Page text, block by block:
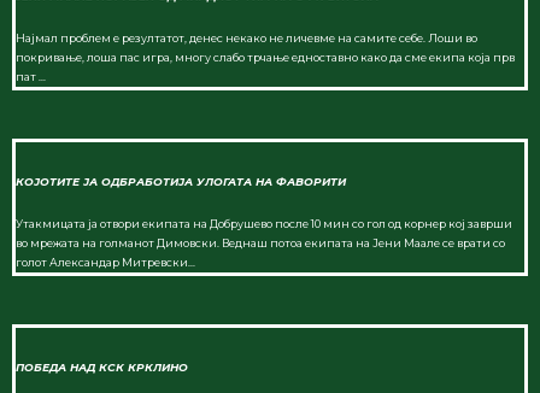
Најмал проблем е резултатот, денес некако не личевме на самите себе. Лоши во
покривање, лоша пас игра, многу слабо трчање едноставно како да сме екипа која прв
пат ...
КОЈОТИТЕ ЈА ОДБРАБОТИЈА УЛОГАТА НА ФАВОРИТИ
Утакмицата ја отвори екипата на Добрушево после 10 мин со гол од корнер кој заврши
во мрежата на голманот Димовски. Веднаш потоа екипата на Јени Маале се врати со
голот Александар Митревски...
ПОБЕДА НАД КСК КРКЛИНО